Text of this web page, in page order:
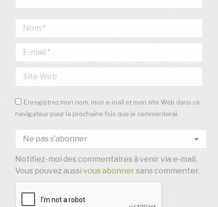
Nom *
E-mail *
Site Web
Enregistrez mon nom, mon e-mail et mon site Web dans ce
navigateur pour la prochaine fois que je commenterai.
Notifiez-moi des commentaires à venir via e-mail.
Vous pouvez aussivous abonnersans commenter.